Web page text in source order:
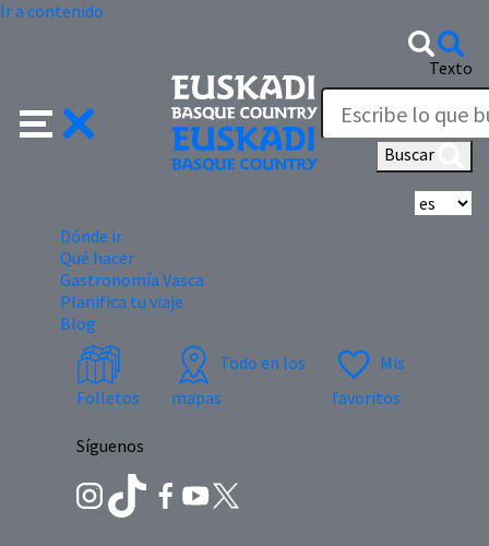
Ir a contenido
Texto
Buscar
Dónde ir
Qué hacer
Gastronomía Vasca
Planifica tu viaje
Blog
Folletos
Todo en los
mapas
Mis
favoritos
Síguenos